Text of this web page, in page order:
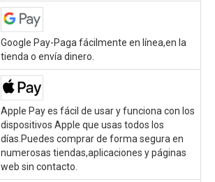
Google Pay-Paga fácilmente en línea,en la
tienda o envía dinero.
Apple Pay es fácil de usar y funciona con los
dispositivos Apple que usas todos los
días.Puedes comprar de forma segura en
numerosas tiendas,aplicaciones y páginas
web sin contacto.